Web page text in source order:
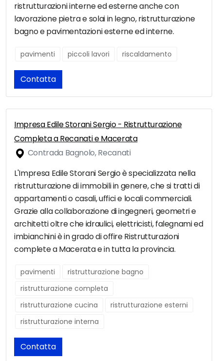
ristrutturazioni interne ed esterne anche con
lavorazione pietra e solai in legno, ristrutturazione
bagno e pavimentazioni esterne ed interne.
pavimenti piccoli lavori riscaldamento
Contatta
Impresa Edile Storani Sergio - Ristrutturazione
Completa a Recanati e Macerata
Contrada Bagnolo, Recanati
L'Impresa Edile Storani Sergio è specializzata nella
ristrutturazione di immobili in genere, che si tratti di
appartamenti o casali, uffici e locali commerciali.
Grazie alla collaborazione di ingegneri, geometri e
architetti oltre che idraulici, elettricisti, falegnami ed
imbianchini è in grado di offire Ristrutturazioni
complete a Macerata e in tutta la provincia.
pavimenti
ristrutturazione bagno
ristrutturazione completa
ristrutturazione cucina
ristrutturazione esterni
ristrutturazione interna
Contatta